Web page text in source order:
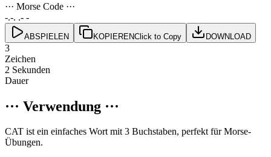
··· Morse Code ···
-.-. .- -
ABSPIELEN KOPIERENClick to Copy DOWNLOAD
3
Zeichen
2 Sekunden
Dauer
··· Verwendung ···
CAT ist ein einfaches Wort mit 3 Buchstaben, perfekt für Morse-
Übungen.